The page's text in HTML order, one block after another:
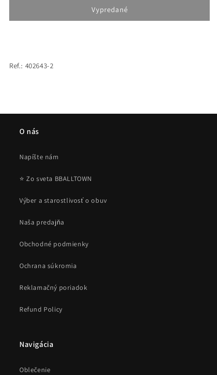
Hooded
Champion
Hooded
Vypredané
Ref.: 402643-2
O nás
Napíšte nám
⭐ Zo sveta BBALLTOWN
Výber a starostlivosť o obuv
Naša predajňa
Obchodné podmienky
Ochrana súkromia
Reklamačný poriadok
Refund Policy
Navigácia
Oblečenie